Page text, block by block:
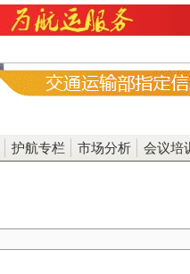
护航专栏 市场分析 会议培